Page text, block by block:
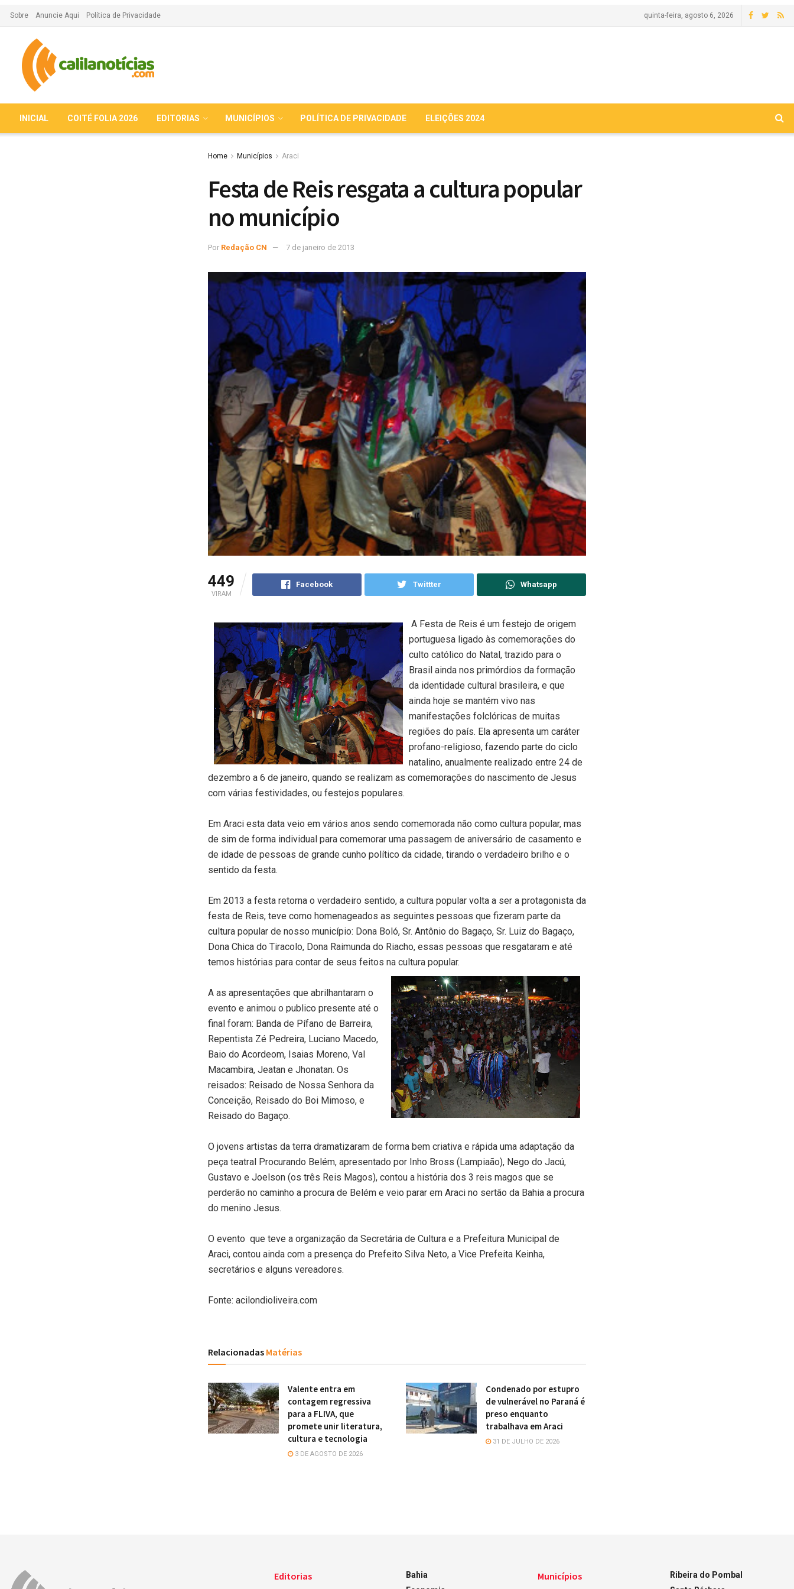
Sobre Anuncie Aqui Política de Privacidade quinta-feira, agosto 6, 2026
INICIAL COITÉ FOLIA 2026 EDITORIAS MUNICÍPIOS POLÍTICA DE PRIVACIDADE ELEIÇÕES 2024
Home Municípios Araci
Festa de Reis resgata a cultura popular
no município
Por Redação CN 7 de janeiro de 2013
449
VIRAM
Facebook Twittter Whatsapp
A Festa de Reis é um festejo de origem
portuguesa ligado às comemorações do
culto católico do Natal, trazido para o
Brasil ainda nos primórdios da formação
da identidade cultural brasileira, e que
ainda hoje se mantém vivo nas
manifestações folclóricas de muitas
regiões do país. Ela apresenta um caráter
profano-religioso, fazendo parte do ciclo
natalino, anualmente realizado entre 24 de
dezembro a 6 de janeiro, quando se realizam as comemorações do nascimento de Jesus
com várias festividades, ou festejos populares.
Em Araci esta data veio em vários anos sendo comemorada não como cultura popular, mas
de sim de forma individual para comemorar uma passagem de aniversário de casamento e
de idade de pessoas de grande cunho político da cidade, tirando o verdadeiro brilho e o
sentido da festa.
Em 2013 a festa retorna o verdadeiro sentido, a cultura popular volta a ser a protagonista da
festa de Reis, teve como homenageados as seguintes pessoas que fizeram parte da
cultura popular de nosso município: Dona Boló, Sr. Antônio do Bagaço, Sr. Luiz do Bagaço,
Dona Chica do Tiracolo, Dona Raimunda do Riacho, essas pessoas que resgataram e até
temos histórias para contar de seus feitos na cultura popular.
A as apresentações que abrilhantaram o
evento e animou o publico presente até o
final foram: Banda de Pífano de Barreira,
Repentista Zé Pedreira, Luciano Macedo,
Baio do Acordeom, Isaias Moreno, Val
Macambira, Jeatan e Jhonatan. Os
reisados: Reisado de Nossa Senhora da
Conceição, Reisado do Boi Mimoso, e
Reisado do Bagaço.
O jovens artistas da terra dramatizaram de forma bem criativa e rápida uma adaptação da
peça teatral Procurando Belém, apresentado por Inho Bross (Lampiaão), Nego do Jacú,
Gustavo e Joelson (os três Reis Magos), contou a história dos 3 reis magos que se
perderão no caminho a procura de Belém e veio parar em Araci no sertão da Bahia a procura
do menino Jesus.
O evento que teve a organização da Secretária de Cultura e a Prefeitura Municipal de
Araci, contou ainda com a presença do Prefeito Silva Neto, a Vice Prefeita Keinha,
secretários e alguns vereadores.
Fonte: acilondioliveira.com
Relacionadas Matérias
Valente entra em
contagem regressiva
para a FLIVA, que
promete unir literatura,
cultura e tecnologia
3 DE AGOSTO DE 2026
Condenado por estupro
de vulnerável no Paraná é
preso enquanto
trabalhava em Araci
31 DE JULHO DE 2026
Editorias
Bahia
Municípios
Ribeira do Pombal